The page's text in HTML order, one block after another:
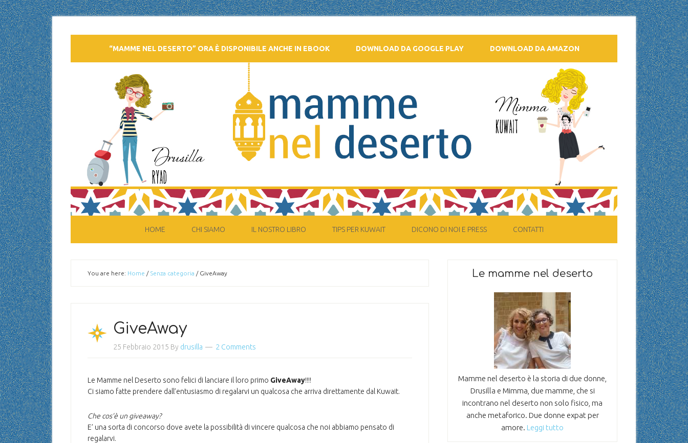
“MAMME NEL DESERTO” ORA È DISPONIBILE ANCHE IN EBOOK DOWNLOAD DA GOOGLE PLAY DOWNLOAD DA AMAZON
HOME CHI SIAMO IL NOSTRO LIBRO TIPS PER KUWAIT DICONO DI NOI E PRESS CONTATTI
You are here: Home / Senza categoria /GiveAway
GiveAway
25 Febbraio 2015 By drusilla 2 Comments
Le Mamme nel Deserto sono felici di lanciare il loro primo GiveAway!!!!
Ci siamo fatte prendere dall’entusiasmo di regalarvi un qualcosa che arriva direttamente dal Kuwait.
Che cos’è un giveaway?
E’ una sorta di concorso dove avete la possibilità di vincere qualcosa che noi abbiamo pensato di
regalarvi.
Le mamme nel deserto
Mamme nel deserto è la storia di due donne,
Drusilla e Mimma, due mamme, che si
incontrano nel deserto non solo fisico, ma
anche metaforico. Due donne expat per
amore. Leggi tutto